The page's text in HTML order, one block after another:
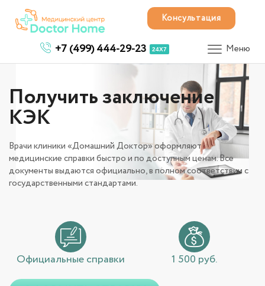
Консультация
+7 (499) 444-29-23 24X7 Меню
Получить заключение
КЭК
Врачи клиники «Домашний Доктор» оформляют
медицинские справки быстро и по доступным ценам. Все
документы выдаются официально, в полном соответствии с
государственными стандартами.
Официальные справки 1 500 руб.